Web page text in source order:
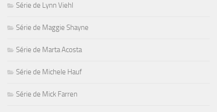
Série de Lynn Viehl
Série de Maggie Shayne
Série de Marta Acosta
Série de Michele Hauf
Série de Mick Farren